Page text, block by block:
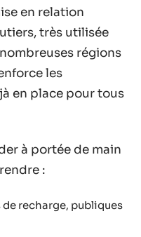
en relation
très utilisée
régions
les
en place pour tous
à portée de main
:
recharge, publiques